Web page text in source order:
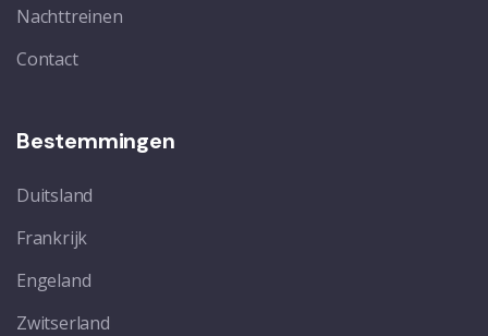
Nachttreinen
Contact
Bestemmingen
Duitsland
Frankrijk
Engeland
Zwitserland